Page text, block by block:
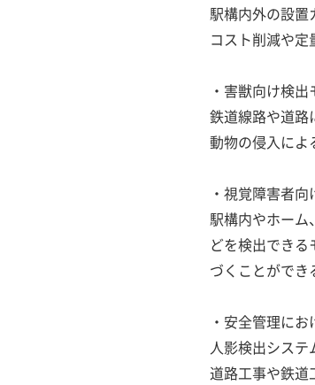
駅構内外の設置
コスト削減や定
・害獣向け検出
鉄道線路や道路
動物の侵入によ
・視覚障害者
駅構内やホーム
どを検出でき
づくことができ
・安全管理に
人影検出システ
道路工事や鉄道